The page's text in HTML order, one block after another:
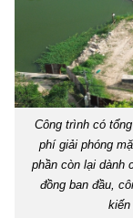
Công trình có
phí giải phóng
phần còn lại dành
đồng ban đầu,
kiến